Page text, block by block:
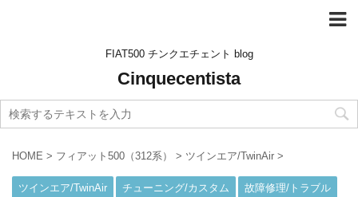
FIAT500 チンクエチェント blog
Cinquecentista
HOME > フィアット500（312系） > ツインエア/TwinAir >
ツインエア/TwinAir チューニング/カスタム 故障修理/トラブル